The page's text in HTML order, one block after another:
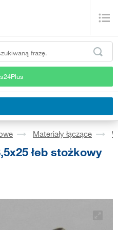
Materiały łączące
łeb stożkowy